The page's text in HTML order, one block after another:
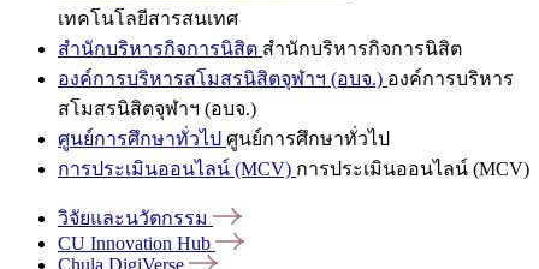
เทคโนโลยีสารสนเทศ
สำนักบริหารกิจการนิสิต สำนักบริหารกิจการนิสิต
องค์การบริหารสโมสรนิสิตจุฬาฯ (อบจ.) องค์การบริหาร
สโมสรนิสิตจุฬาฯ (อบจ.)
ศูนย์การศึกษาทั่วไป ศูนย์การศึกษาทั่วไป
การประเมินออนไลน์ (MCV) การประเมินออนไลน์ (MCV)
วิจัยและนวัตกรรม
CU Innovation Hub
Chula DigiVerse